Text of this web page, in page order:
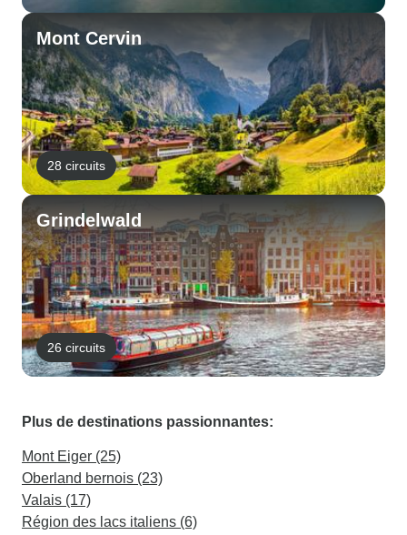
Mont Cervin
28 circuits
Grindelwald
26 circuits
Plus de destinations passionnantes:
Mont Eiger (25)
Oberland bernois (23)
Valais (17)
Région des lacs italiens (6)